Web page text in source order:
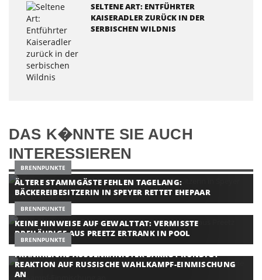
SELTENE ART: ENTFÜHRTER
KAISERADLER ZURÜCK IN DER
SERBISCHEN WILDNIS
DAS K�NNTE SIE AUCH
INTERESSIEREN
BRENNPUNKTE
ÄLTERE STAMMGÄSTE FEHLEN TAGELANG:
BÄCKEREIBESITZERIN IN SPEYER RETTET EHEPAAR
BRENNPUNKTE
KEINE HINWEISE AUF GEWALTTAT: VERMISSTE
DREIJÄHRIGE AUS PREETZ ERTRANK IN POOL
BRENNPUNKTE
FRANKREICHS AUSSENMINISTER BARROT KÜNDIGT R
EAKTION AUF RUSSISCHE WAHLKAMPF-EINMISCHUNG A
N